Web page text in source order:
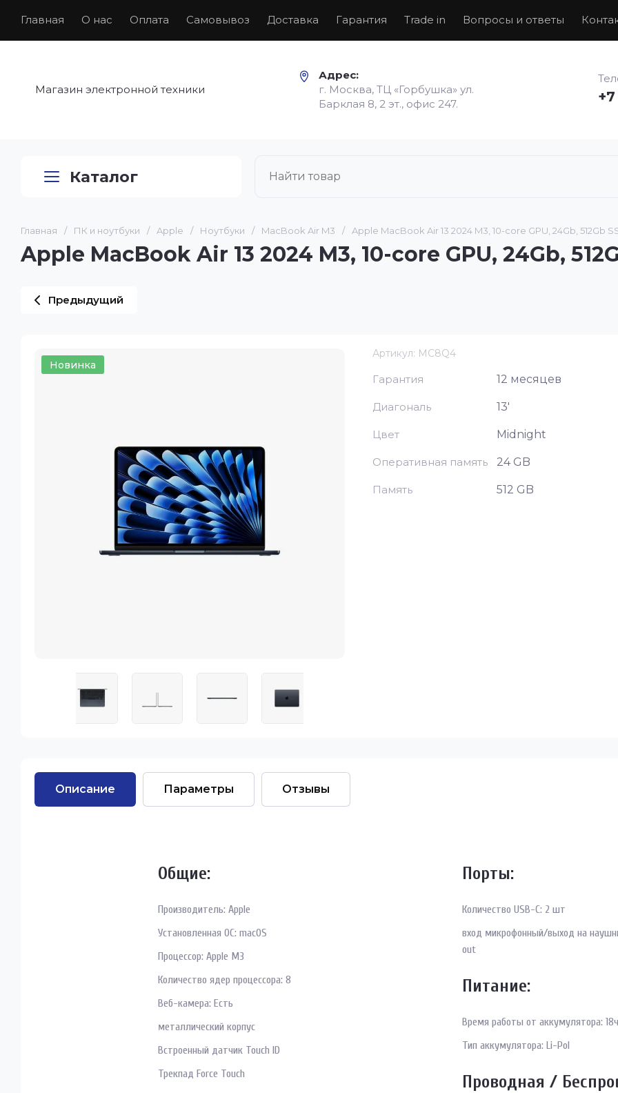
Главная О нас Оплата Самовывоз Доставка Гарантия Trade in Вопросы и ответы
Магазин электронной техники
Адрес:
г. Москва, ТЦ «Горбушка» ул.
Барклая 8, 2 эт., офис 247.
Каталог
Главная / ПК и ноутбуки / Apple / Ноутбуки / MacBook Air M3 / Apple MacBook Air 13 2024 M3, 10-core GPU, 24Gb, 512Gb
Apple MacBook Air 13 2024 M3, 10-core GPU, 24Gb,
Предыдущий
Новинка
Артикул: MC8Q4
Гарантия 12 месяцев
Диагональ 13'
Цвет Midnight
Оперативная память 24 GB
Память 512 GB
Описание Параметры Отзывы
Общие:
Производитель: Apple
Установленная ОС: macOS
Процессор: Apple M3
Количество ядер процессора: 8
Веб-камера: Есть
металлический корпус
Встроенный датчик Touch ID
Трекпад Force Touch
Порты:
Количество USB-С: 2 шт
вход микрофонный/выход на
out
Питание:
Время работы от аккумулятора:
Тип аккумулятора: Li-Pol
Проводная /